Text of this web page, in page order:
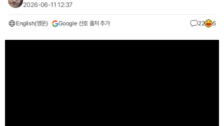
2026-06-11 12:37
English(영문) Google 선호 출처 추가 22 5